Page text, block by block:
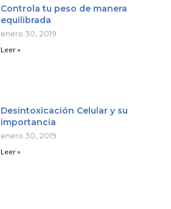
Controla tu peso de manera
equilibrada
enero 30, 2019
Leer »
Desintoxicación Celular y su
importancia
enero 30, 2019
Leer »